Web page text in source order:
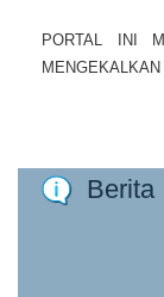
PORTAL INI
Berita